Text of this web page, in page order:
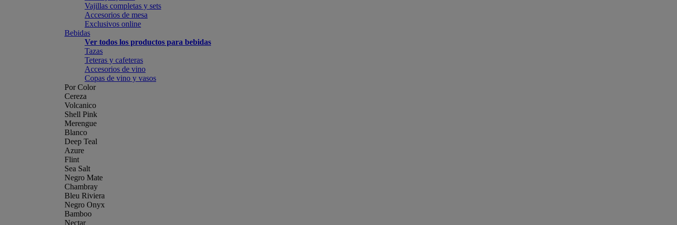
Vajillas completas y sets
Accesorios de mesa
Exclusivos online
Bebidas
Ver todos los productos para bebidas
Tazas
Teteras y cafeteras
Accesorios de vino
Copas de vino y vasos
Por Color
Cereza
Volcanico
Shell Pink
Merengue
Blanco
Deep Teal
Azure
Flint
Sea Salt
Negro Mate
Chambray
Bleu Riviera
Negro Onyx
Bamboo
Nectar